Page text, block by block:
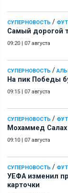
СУПЕРНОВОСТЬ /
Самый дорогой
09:20 | 07 августа
СУПЕРНОВОСТЬ /
На пик Победы
09:15 | 07 августа
СУПЕРНОВОСТЬ /
Мохаммед
09:10 | 07 августа
СУПЕРНОВОСТЬ /
УЕФА изменил
карточки